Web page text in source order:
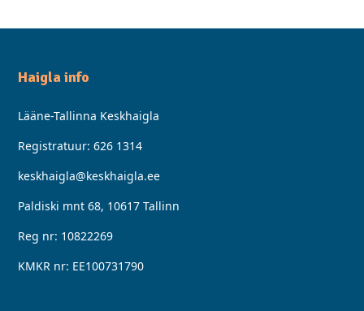
Haigla info
Lääne-Tallinna Keskhaigla
Registratuur:626 1314
keskhaigla@keskhaigla.ee
Paldiski mnt 68, 10617 Tallinn
Reg nr: 10822269
KMKR nr: EE100731790